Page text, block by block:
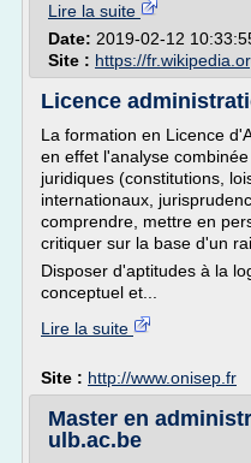
Lire la suite
Date: 2019-02-12
Site : https://
Licence
La formation en Licence
en effet l'analyse
juridiques (constitutions,
internationaux,
comprendre, mettre en
critiquer sur la base d'un
Disposer d'aptitudes à la
conceptuel et...
Lire la suite
Site : http://www.onisep.fr
Master en
ulb.ac.be